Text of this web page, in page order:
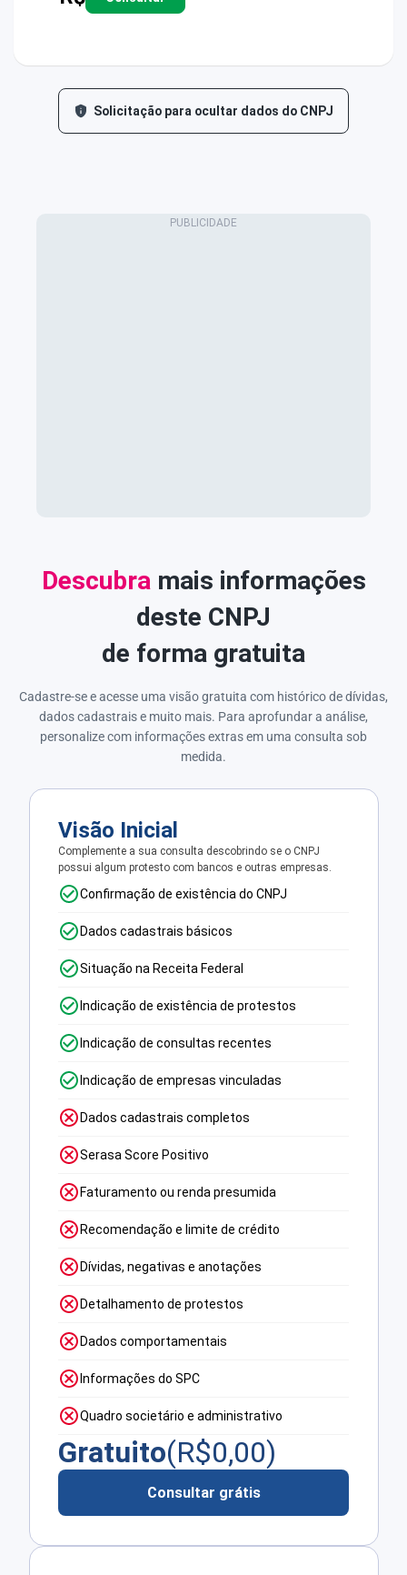
Solicitação para ocultar dados do CNPJ
Descubra mais informações
deste CNPJ
de forma gratuita
Cadastre-se e acesse uma visão gratuita com histórico de dívidas,
dados cadastrais e muito mais. Para aprofundar a análise,
personalize com informações extras em uma consulta sob
medida.
Visão Inicial
Complemente a sua consulta descobrindo se o CNPJ
possui algum protesto com bancos e outras empresas.
Confirmação de existência do CNPJ
Dados cadastrais básicos
Situação na Receita Federal
Indicação de existência de protestos
Indicação de consultas recentes
Indicação de empresas vinculadas
Dados cadastrais completos
Serasa Score Positivo
Faturamento ou renda presumida
Recomendação e limite de crédito
Dívidas, negativas e anotações
Detalhamento de protestos
Dados comportamentais
Informações do SPC
Quadro societário e administrativo
Gratuito(R$0,00)
Consultar grátis